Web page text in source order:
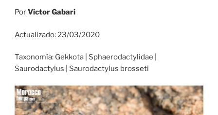
PorVictor Gabari
Actualizado: 23/03/2020
Taxonomía: Gekkota | Sphaerodactylidae |
Saurodactylus | Saurodactylus brosseti